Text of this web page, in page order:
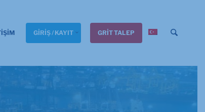
GİRİŞ / KAYIT GRİT TALEP